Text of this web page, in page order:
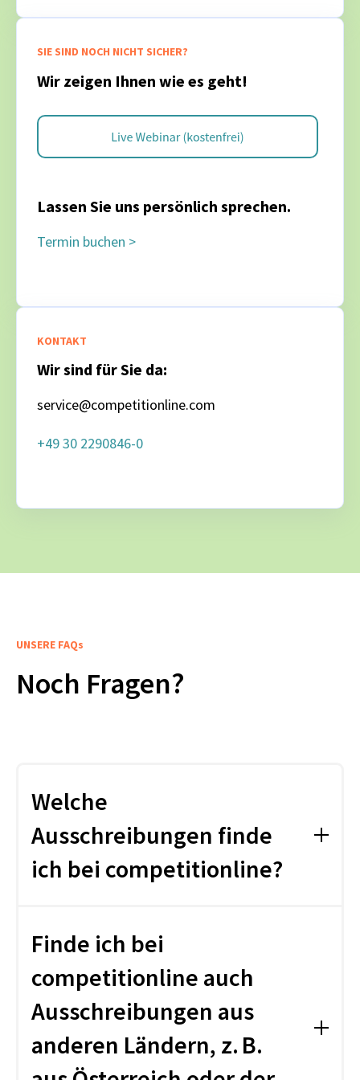
SIE SIND NOCH NICHT SICHER?
Wir zeigen Ihnen wie es geht!
Lassen Sie uns persönlich sprechen.
Termin buchen >
KONTAKT
Wir sind für Sie da:
service@competitionline.com
+49 30 2290846-0
UNSERE FAQs
Noch Fragen?
Welche
Ausschreibungen finde
ich bei competitionline?
Marktübersicht. Dazu gehören:
alle EU-Ausschreibungen der Oberschwelle
(sämtliche Verfahrensarten und alle
Wettbewerbe aus ganz Europa),
zahlreiche Auftragschancen unterhalb der
Schwelle aus Deutschland,
europaweite Awards.
Finde ich bei
competitionline auch
Ausschreibungen aus
anderen Ländern, z. B.